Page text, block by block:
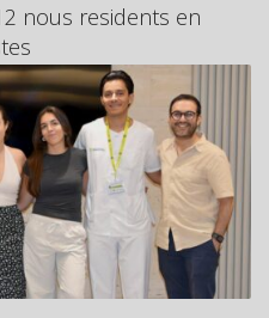
nous residents en